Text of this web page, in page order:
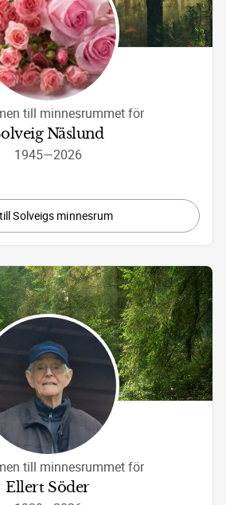
till minnesrummet för
Näslund
1945—2026
Solveigs minnesrum
till minnesrummet för
Ellert Söder